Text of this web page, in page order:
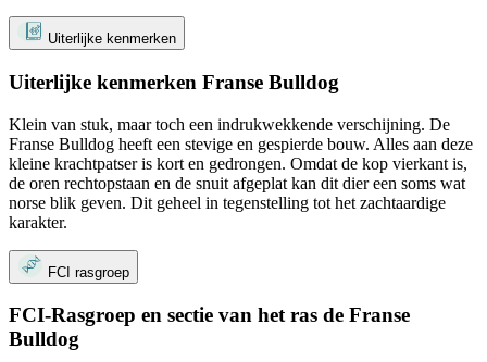
Uiterlijke kenmerken
Uiterlijke kenmerken Franse Bulldog
Klein van stuk, maar toch een indrukwekkende verschijning. De
Franse Bulldog heeft een stevige en gespierde bouw. Alles aan deze
kleine krachtpatser is kort en gedrongen. Omdat de kop vierkant is,
de oren rechtopstaan en de snuit afgeplat kan dit dier een soms wat
norse blik geven. Dit geheel in tegenstelling tot het zachtaardige
karakter.
FCI rasgroep
FCI-Rasgroep en sectie van het ras de Franse
Bulldog